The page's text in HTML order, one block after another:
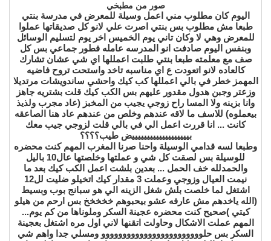
صور من مطبخي
اليوم كان مطلوب مني اعمل وسيلة للمعرض في مدرسة بنتي
طبعا مش مطلوب بس بنتي اصرت علي لانو كل صديقاتها عملوا
للمعرض وهي لا وكان تاني يوم الخميس اخر يوم لتسليم الوسائل
وبنفس اليوم صادفت انو المدرسه عامله فطور جماعي بس كل
صف مع معلمته طبعا بنتي طلبت اعمللها اي شي عشان تشارك
كالعاده لانو اتعودت ع اي مناسبه تاخد واستحت تروح فاضيه
المهمز خطر في بالي اعمللها كب كيك واحشي ساندويشات مرتديلا
وزعتر وجبن هدول مقدور عليهم بس الكب كيك قلت بشتريه جاهز
وانا بزينه ولا المسا راح زوجي يجيب من المخبز (عاد مجرب ولذيذ
بيعملوه) للاسف ما لاقه عندهم وخلص من عندهم عاد هنا الصاعقه
كانت ... انا قررت اعمل الي في بالي قلت لزوجي جيب معك
بيييييييييييييييييييض طيب؟؟؟؟
وطبعا لسه قدامي الوسيلة واحنا صرنا المغرب المهم كنت محضره
للوسيلة بس لصقت كل شي و عملتها وخلصتها عال10 باليل
والحمدلله خف الحمل ... بعدين بلشت اعمل الكب كيك بعد ما
نيمت العيال وزوجي وعملت 3 مقدار كيك اتخيلو ضليت لل12
اشتغل لما خلصت بلش شغل الزينه الي هو سبانج بوب وبسيط
(الله ياخدهم مش عارفه عشو بيحبوهم خخخخخ بس ارحم من هيلو
كيتي )صحيح كنت محضره عجينة السكر وملوناها من كم يوم...
المهم عملت الاشكال وحاولت اتقنها لاني اول مره اشتغل بعجينة
السكر بس حلوووووووووووووووووووووووو ومسلي جدا واهم شي